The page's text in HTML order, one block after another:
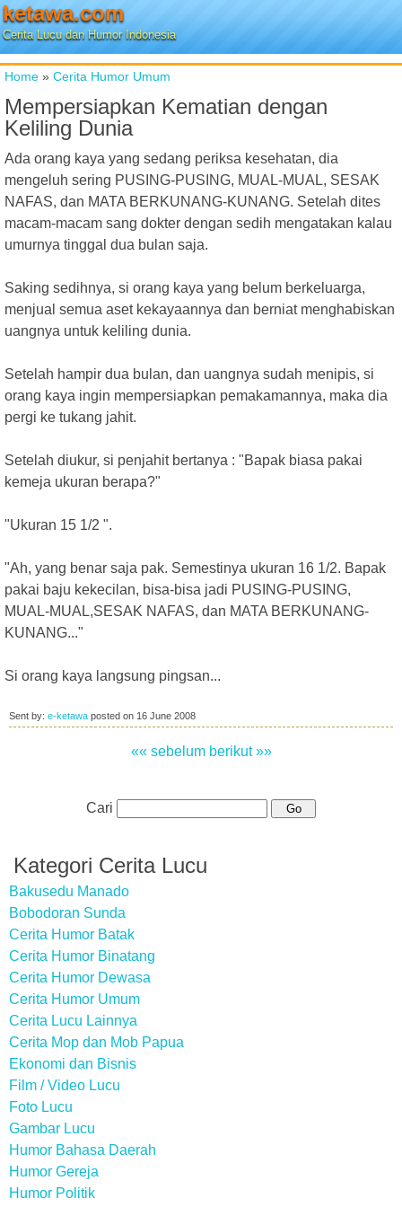
ketawa.com
Cerita Lucu dan Humor Indonesia
Home » Cerita Humor Umum
Mempersiapkan Kematian dengan
Keliling Dunia
Ada orang kaya yang sedang periksa kesehatan, dia
mengeluh sering PUSING-PUSING, MUAL-MUAL, SESAK
NAFAS, dan MATA BERKUNANG-KUNANG. Setelah dites
macam-macam sang dokter dengan sedih mengatakan kalau
umurnya tinggal dua bulan saja.
Saking sedihnya, si orang kaya yang belum berkeluarga,
menjual semua aset kekayaannya dan berniat menghabiskan
uangnya untuk keliling dunia.
Setelah hampir dua bulan, dan uangnya sudah menipis, si
orang kaya ingin mempersiapkan pemakamannya, maka dia
pergi ke tukang jahit.
Setelah diukur, si penjahit bertanya : "Bapak biasa pakai
kemeja ukuran berapa?"
"Ukuran 15 1/2 ".
"Ah, yang benar saja pak. Semestinya ukuran 16 1/2. Bapak
pakai baju kekecilan, bisa-bisa jadi PUSING-PUSING,
MUAL-MUAL,SESAK NAFAS, dan MATA BERKUNANG-
KUNANG..."
Si orang kaya langsung pingsan...
Sent by: e-ketawa posted on 16 June 2008
«« sebelum berikut »»
Cari
Kategori Cerita Lucu
Bakusedu Manado
Bobodoran Sunda
Cerita Humor Batak
Cerita Humor Binatang
Cerita Humor Dewasa
Cerita Humor Umum
Cerita Lucu Lainnya
Cerita Mop dan Mob Papua
Ekonomi dan Bisnis
Film / Video Lucu
Foto Lucu
Gambar Lucu
Humor Bahasa Daerah
Humor Gereja
Humor Politik